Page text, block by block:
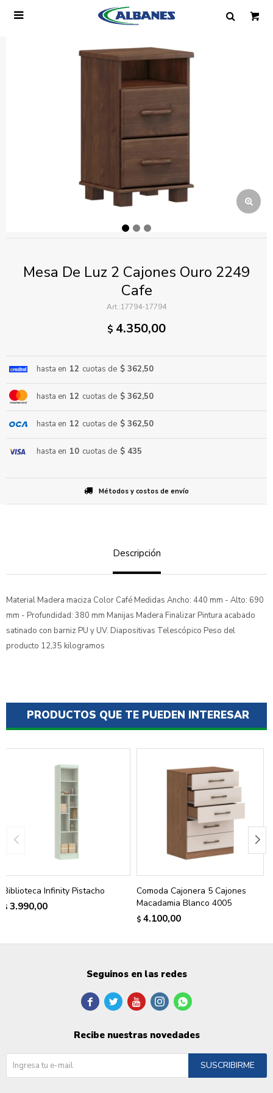

Mesa De Luz 2 Cajones Ouro 2249
Cafe
17794-17794
$ 4.350,00
hasta en 12 cuotas de $ 362,50
hasta en 12 cuotas de $ 362,50
hasta en 12 cuotas de $ 362,50
hasta en 10 cuotas de $ 435
Métodos y costos de envío
Descripción
Material Madera maciza Color Café Medidas Ancho: 440 mm - Alto: 690
mm - Profundidad: 380 mm Manijas Madera Finalizar Pintura acabado
satinado con barniz PU y UV. Diapositivas Telescópico Peso del
producto 12,35 kilogramos
PRODUCTOS QUE TE PUEDEN INTERESAR
Biblioteca Infinity Pistacho
$ 3.990,00
Comoda Cajonera 5 Cajones
Macadamia Blanco 4005
$ 4.100,00
Ingresa tus datos y te informaremos cuando
tengamos stock disponible.
Seguinos en las redes
    
Recibe nuestras novedades
SUSCRIBIRME